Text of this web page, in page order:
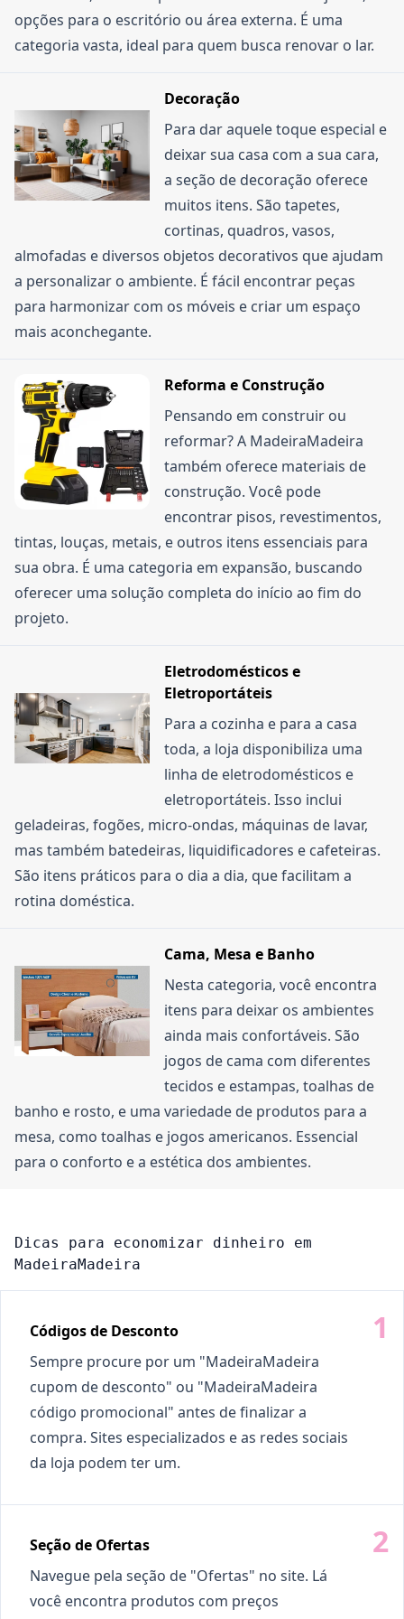
pode garantir uma economia bacana.
opções para o escritório ou área externa. É uma
categoria vasta, ideal para quem busca renovar o lar.
Decoração
Para dar aquele toque especial e
deixar sua casa com a sua cara,
a seção de decoração oferece
muitos itens. São tapetes,
cortinas, quadros, vasos,
almofadas e diversos objetos decorativos que ajudam
a personalizar o ambiente. É fácil encontrar peças
para harmonizar com os móveis e criar um espaço
mais aconchegante.
Reforma e Construção
Pensando em construir ou
reformar? A MadeiraMadeira
também oferece materiais de
construção. Você pode
encontrar pisos, revestimentos,
tintas, louças, metais, e outros itens essenciais para
sua obra. É uma categoria em expansão, buscando
oferecer uma solução completa do início ao fim do
projeto.
Eletrodomésticos e
Eletroportáteis
Para a cozinha e para a casa
toda, a loja disponibiliza uma
linha de eletrodomésticos e
eletroportáteis. Isso inclui
geladeiras, fogões, micro-ondas, máquinas de lavar,
mas também batedeiras, liquidificadores e cafeteiras.
São itens práticos para o dia a dia, que facilitam a
rotina doméstica.
Cama, Mesa e Banho
Nesta categoria, você encontra
itens para deixar os ambientes
ainda mais confortáveis. São
jogos de cama com diferentes
tecidos e estampas, toalhas de
banho e rosto, e uma variedade de produtos para a
mesa, como toalhas e jogos americanos. Essencial
para o conforto e a estética dos ambientes.
Dicas para economizar dinheiro em
MadeiraMadeira
Códigos de Desconto
Sempre procure por um "MadeiraMadeira
cupom de desconto" ou "MadeiraMadeira
código promocional" antes de finalizar a
compra. Sites especializados e as redes sociais
da loja podem ter um.
Seção de Ofertas
Navegue pela seção de "Ofertas" no site. Lá
você encontra produtos com preços